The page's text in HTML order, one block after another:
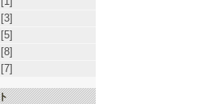
[3]
[5]
[8]
[7]